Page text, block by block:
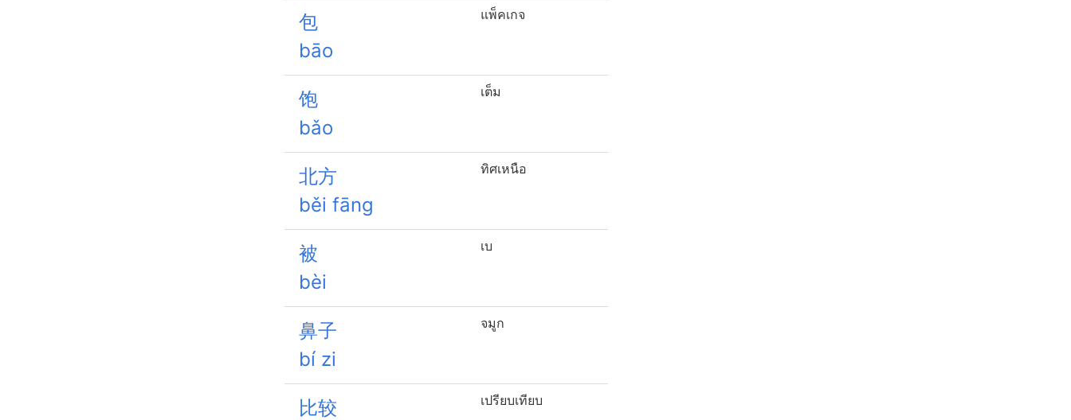
包
bāo
แพ็คเกจ
饱
bǎo
เต็ม
北方
běi fāng
ทิศเหนือ
被
bèi
เบ
鼻子
bí zi
จมูก
比较
เปรียบเทียบ